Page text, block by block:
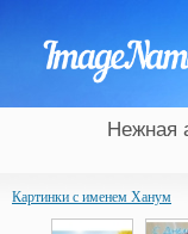
Нежная
Картинки с именем Ханум